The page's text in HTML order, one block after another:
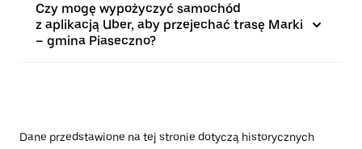
Czy mogę wypożyczyć samochód
z aplikacją Uber, aby przejechać trasę Marki
– gmina Piaseczno?
Dane przedstawione na tej stronie dotyczą historycznych